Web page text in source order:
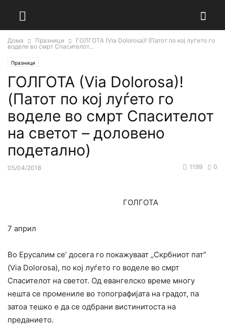
Дома Празници
ГОЛГОТА (Via Dolorosa)! (Патот пo кој луѓето го
воделе во смрт Спасителот...
Празници
ГОЛГОТА (Via Dolorosa)!
(Патот пo кој луѓето го
воделе во смрт Спасителот
на светот – доловено
подетално)
05/04/2018 0
1199
ГОЛГОТА
7 април
Bo Ерусалим се’ досега го покажуваат „Скрбниот пат”
(Via Dolorosa), пo кој луѓето го воделе во смрт
Спасителот на светот. Од евангелско време многу
нешта се промениле во топографијата на градот, па
затоа тешко е да се одбрани вистинитоста на
преданието.